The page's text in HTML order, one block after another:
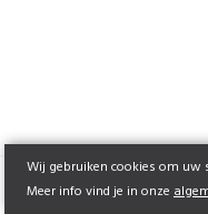
Wij gebruiken cookies om uw
Meer info vind je in onze